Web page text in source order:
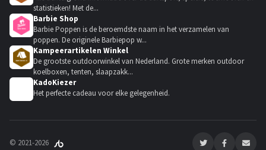
statistieken! Met de...
Barbie Shop
Barbie Poppen is de beroemdste naam in het verzamelen van
poppen. De originele Barbiepop w...
Kampeerartikelen Winkel
De grootste outdoorwinkel van Nederland. Grote merken outdoor
koelboxen, tenten, slaapzakk...
KadoKiezer
Het perfecte cadeau voor elke gelegenheid.
© 2021-2026